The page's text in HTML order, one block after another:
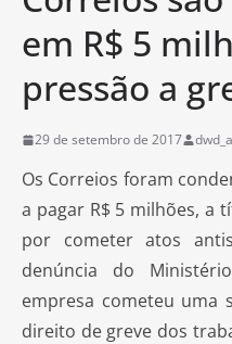
em R$ 5
pressão a
29 de setembro de 2017
Os Correios foram
a pagar R$ 5 milhões, a
por cometer atos
denúncia do
empresa cometeu uma
direito de greve dos